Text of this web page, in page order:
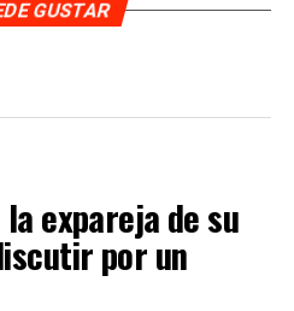
GUSTAR
expareja de su
por un